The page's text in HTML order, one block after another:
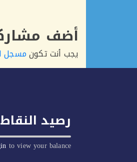
أضف
يجب أنت تكونمسجل
رصيد النقاط
to view your balance.